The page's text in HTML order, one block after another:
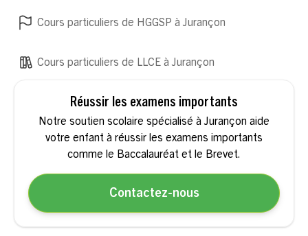
Cours particuliers de HGGSP à Jurançon
Cours particuliers de LLCE à Jurançon
Réussir les examens importants
Notre soutien scolaire spécialisé à Jurançon aide
votre enfant à réussir les examens importants
comme le Baccalauréat et le Brevet.
Contactez-nous